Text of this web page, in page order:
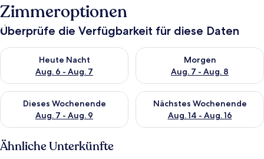
Zimmeroptionen
Überprüfe die Verfügbarkeit für diese Daten
Heute Nacht
Aug. 6 - Aug. 7
Überprüfe die Verfügbarkeit für heute Nacht, Aug. 6 - Aug. 7.
Morgen
Aug. 7 - Aug. 8
Überprüfe die Verfügbarkeit
Dieses Wochenende
Aug. 7 - Aug. 9
Überprüfe die Verfügbarkeit für dieses Wochenende, Aug. 7
Nächstes Wochenende
Aug. 14 - Aug. 16
Überprüfe die Verfügbarkeit
Ähnliche Unterkünfte